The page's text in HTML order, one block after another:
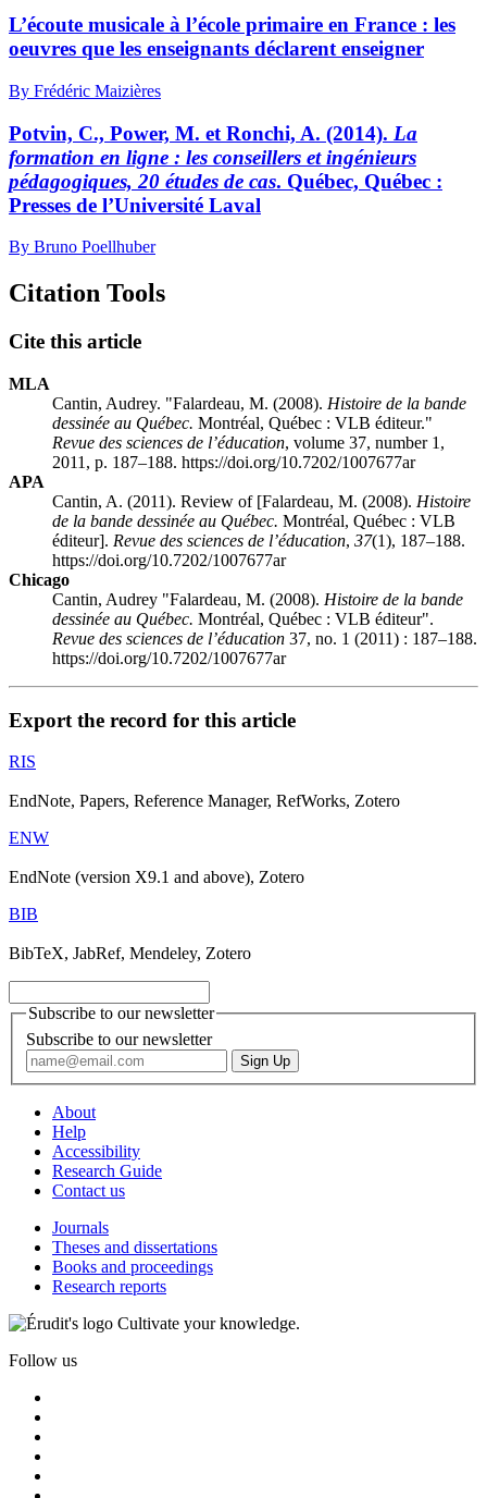
L’écoute musicale à l’école primaire en France : les
oeuvres que les enseignants déclarent enseigner
By Frédéric Maizières
Potvin, C., Power, M. et Ronchi, A. (2014). La
formation en ligne : les conseillers et ingénieurs
pédagogiques, 20 études de cas. Québec, Québec :
Presses de l’Université Laval
By Bruno Poellhuber
Citation Tools
Cite this article
MLA
Cantin, Audrey. "Falardeau, M. (2008). Histoire de la bande
dessinée au Québec. Montréal, Québec : VLB éditeur."
Revue des sciences de l’éducation, volume 37, number 1,
2011, p. 187–188. https://doi.org/10.7202/1007677ar
APA
Cantin, A. (2011). Review of [Falardeau, M. (2008). Histoire
de la bande dessinée au Québec. Montréal, Québec : VLB
éditeur]. Revue des sciences de l’éducation, 37(1), 187–188.
https://doi.org/10.7202/1007677ar
Chicago
Cantin, Audrey "Falardeau, M. (2008). Histoire de la bande
dessinée au Québec. Montréal, Québec : VLB éditeur".
Revue des sciences de l’éducation 37, no. 1 (2011) : 187–188.
https://doi.org/10.7202/1007677ar
Export the record for this article
RIS
EndNote, Papers, Reference Manager, RefWorks, Zotero
ENW
EndNote (version X9.1 and above), Zotero
BIB
BibTeX, JabRef, Mendeley, Zotero
Subscribe to our newsletter
Subscribe to our newsletter
About
Help
Accessibility
Research Guide
Contact us
Journals
Theses and dissertations
Books and proceedings
Research reports
Cultivate your knowledge.
Follow us